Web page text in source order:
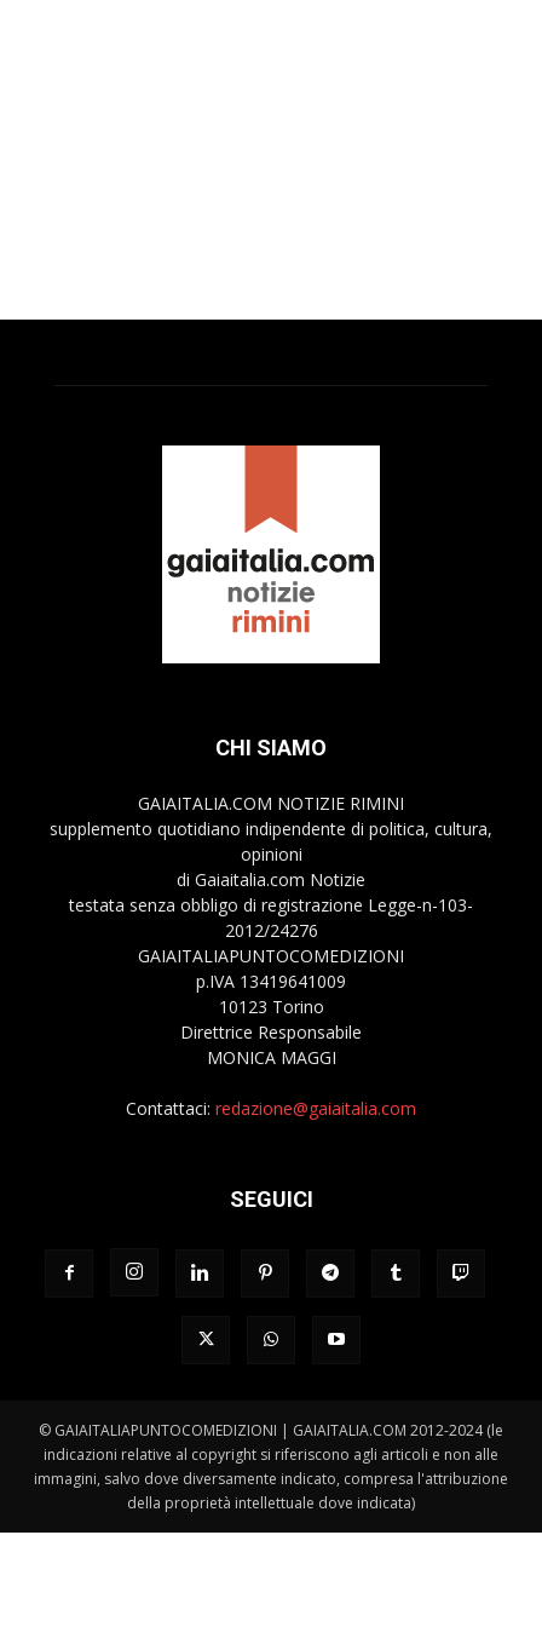
CHI SIAMO
GAIAITALIA.COM NOTIZIE RIMINI
supplemento quotidiano indipendente di politica, cultura,
opinioni
di Gaiaitalia.com Notizie
testata senza obbligo di registrazione Legge-n-103-
2012/24276
GAIAITALIAPUNTOCOMEDIZIONI
p.IVA 13419641009
10123 Torino
Direttrice Responsabile
MONICA MAGGI
Contattaci: redazione@gaiaitalia.com
SEGUICI
© GAIAITALIAPUNTOCOMEDIZIONI | GAIAITALIA.COM 2012-2024 (le
indicazioni relative al copyright si riferiscono agli articoli e non alle
immagini, salvo dove diversamente indicato, compresa l'attribuzione
della proprietà intellettuale dove indicata)